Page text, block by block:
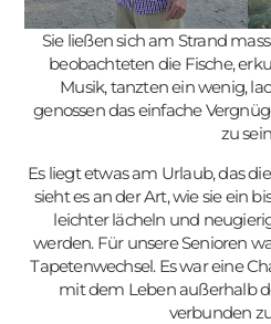
Sie ließen sich am Strand
beobachteten die Fische,
Musik, tanzten ein wenig,
genossen das einfache
zu
Es liegt etwas am Urlaub, das
sieht es an der Art, wie sie ein
leichter lächeln und
werden. Für unsere Senioren
Tapetenwechsel. Es war eine
mit dem Leben außerhalb
verbunden